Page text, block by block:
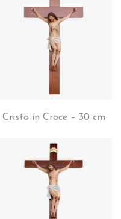
Cristo in Croce – 30 cm